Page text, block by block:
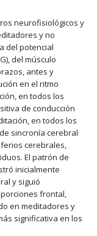
neurofisiológicos y
y no
del potencial
del músculo
antes y
en el ritmo
en todos los
de conducción
en todos los
sincronía cerebral
cerebrales,
El patrón de
inicialmente
y siguió
frontal,
en meditadores y
significativa en los